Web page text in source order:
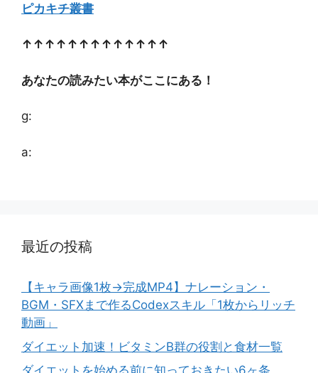
ピカキチ叢書
↑↑↑↑↑↑↑↑↑↑↑↑↑
あなたの読みたい本がここにある！
g:
a:
最近の投稿
【キャラ画像1枚→完成MP4】ナレーション・
BGM・SFXまで作るCodexスキル「1枚からリッチ
動画」
ダイエット加速！ビタミンB群の役割と食材一覧